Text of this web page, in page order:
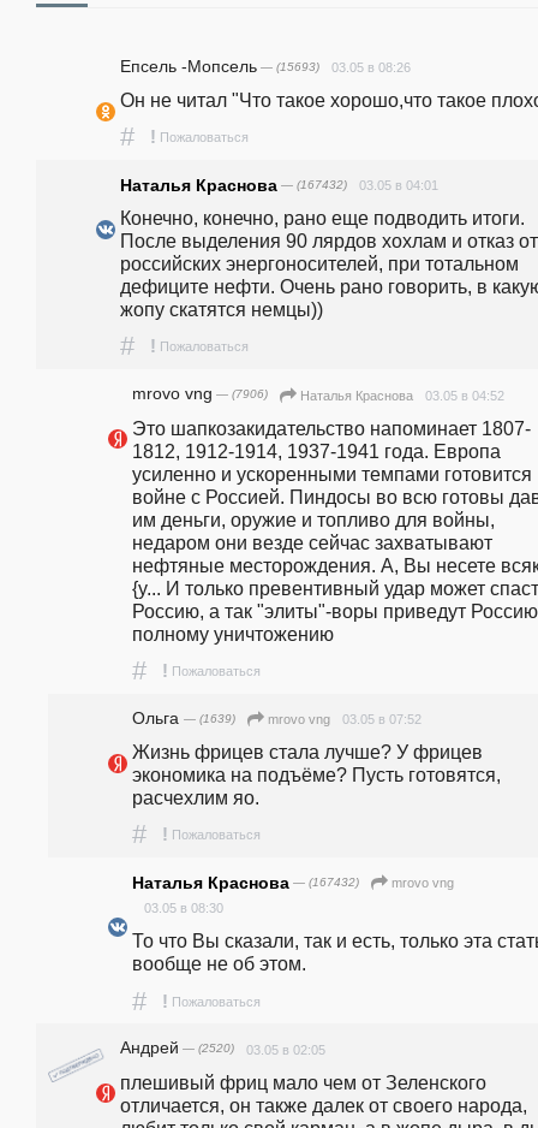
Епсель -Мопсель — (15693) 03.05 в 08:26
Он не читал "Что такое хорошо,что такое
# ! Пожаловаться
Наталья Краснова — (167432) 03.05 в 04:01
Конечно, конечно, рано еще подводить итоги.
После выделения 90 лярдов хохлам и отказ от
российских энергоносителей, при тотальном
дефиците нефти. Очень рано говорить, в
жопу скатятся немцы))
# ! Пожаловаться
mrovo vng — (7906) Наталья Краснова 03.05 в 04:52
Это шапкозакидательство напоминает 1807-
1812, 1912-1914, 1937-1941 года. Европа
усиленно и ускоренными темпами готовится
войне с Россией. Пиндосы во всю готовы
им деньги, оружие и топливо для войны,
недаром они везде сейчас захватывают
нефтяные месторождения. А, Вы несете
{y... И только превентивный удар может
Россию, а так "элиты"-воры приведут
полному уничтожению
# ! Пожаловаться
Ольга — (1639) mrovo vng 03.05 в 07:52
Жизнь фрицев стала лучше? У фрицев
экономика на подъёме? Пусть готовятся,
расчехлим яо.
# ! Пожаловаться
Наталья Краснова — (167432)
mrovo vng
03.05 в 08:30
То что Вы сказали, так и есть, только эта
вообще не об этом.
# ! Пожаловаться
Андрей — (2520) 03.05 в 02:05
плешивый фриц мало чем от Зеленского
отличается, он также далек от своего народа,